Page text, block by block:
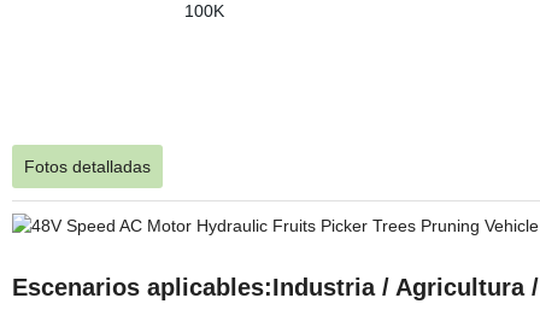
Fotos detalladas
Escenarios aplicables:Industria / Agricultura